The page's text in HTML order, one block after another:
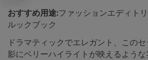
おすすめ用途:ファッションエディト
ルックブック
ドラマティックでエレガント、この
影にベリーハイライトが映えるよう